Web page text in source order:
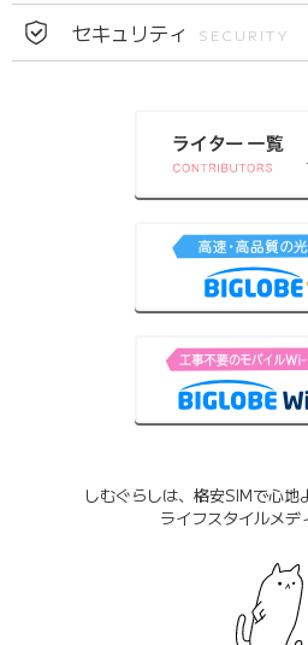
セキュリティ SECURITY
しむぐらしは、格安SIMで心地
ライフスタイルメデ